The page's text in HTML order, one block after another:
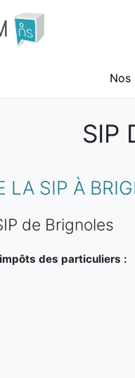
Nos
SIP
LA SIP À
de Brignoles
des particuliers :